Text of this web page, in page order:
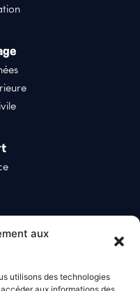
aux
utilisons des technologies